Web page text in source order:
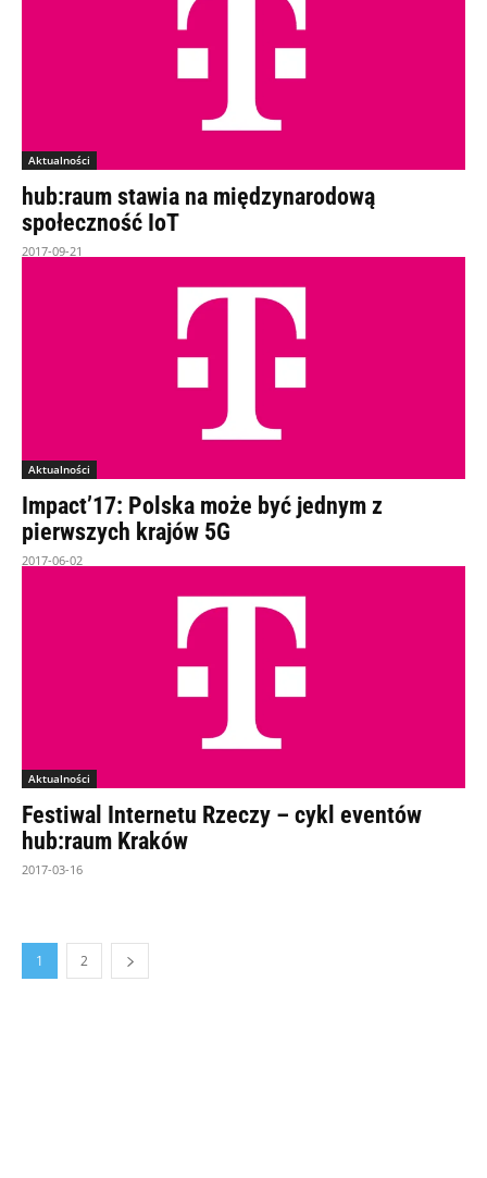
Aktualności
hub:raum stawia na międzynarodową
społeczność IoT
2017-09-21
Aktualności
Impact’17: Polska może być jednym z
pierwszych krajów 5G
2017-06-02
Aktualności
Festiwal Internetu Rzeczy – cykl eventów
hub:raum Kraków
2017-03-16
1 2